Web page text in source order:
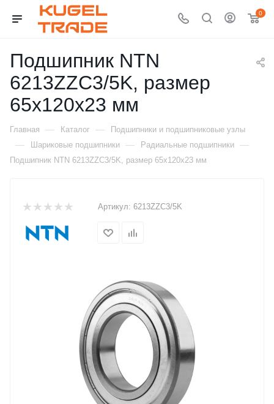
0
Подшипник NTN
6213ZZC3/5K, размер
65x120x23 мм
Главная — Каталог — Подшипники и подшипниковые узлы
— Шариковые подшипники — Радиальные подшипники —
Подшипник NTN 6213ZZC3/5K, размер 65x120x23 мм
Артикул: 6213ZZC3/5K